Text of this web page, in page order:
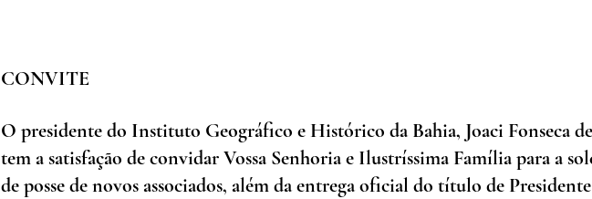
CONVITE
O presidente do Instituto Geográfico e Histórico da Bahia, Joaci Fonseca
tem a satisfação de convidar Vossa Senhoria e Ilustríssima Família para a
de posse de novos associados, além da entrega oficial do título de